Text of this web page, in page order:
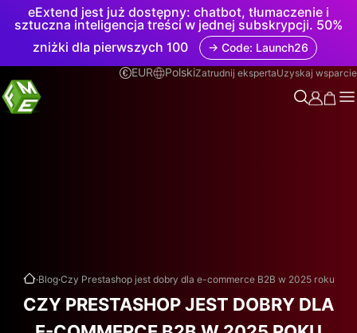
eExtend jest już dostępny: chatbot, tłumaczenie i
sztuczna inteligencja treści w jednej subskrypcji. 50%
zniżki dla pierwszych 100
→ Code: Launch26
EUR
PolskiZatrudnij ekspertaUzyskaj wsparcie
.Blog.Czy Prestashop jest dobry dla e-commerce B2B w 2025 roku
CZY PRESTASHOP JEST DOBRY DLA